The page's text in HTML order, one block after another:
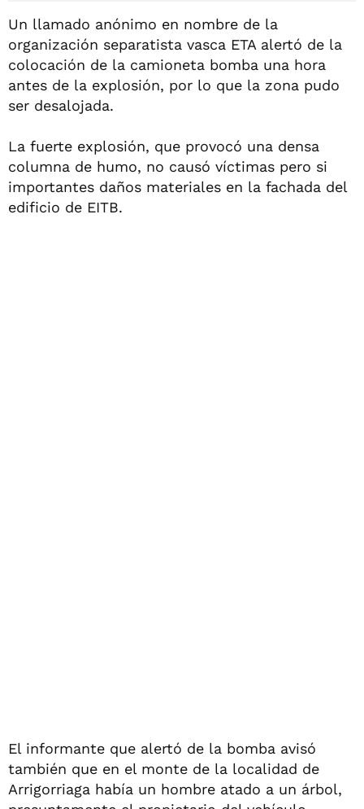
Un llamado anónimo en nombre de la
organización separatista vasca ETA alertó de la
colocación de la camioneta bomba una hora
antes de la explosión, por lo que la zona pudo
ser desalojada.
La fuerte explosión, que provocó una densa
columna de humo, no causó víctimas pero si
importantes daños materiales en la fachada del
edificio de EITB.
El informante que alertó de la bomba avisó
también que en el monte de la localidad de
Arrigorriaga había un hombre atado a un árbol,